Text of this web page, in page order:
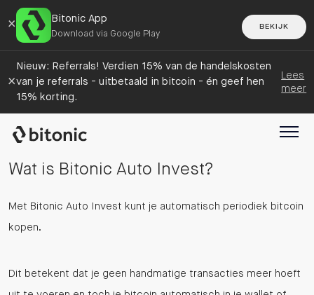
× Bitonic App
Download via Google Play
BEKIJK
×
Nieuw: Referrals! Verdien 15% van de handelskosten
van je referrals - uitbetaald in bitcoin - én geef hen
15% korting.
Lees
meer
Wat is Bitonic Auto Invest?
Met Bitonic Auto Invest kunt je automatisch periodiek bitcoin
kopen.
Dit betekent dat je geen handmatige transacties meer hoeft